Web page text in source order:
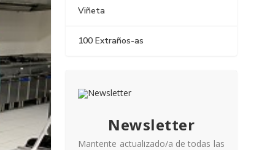
Viñeta
100 Extraños-as
Newsletter
Mantente actualizado/a de todas las